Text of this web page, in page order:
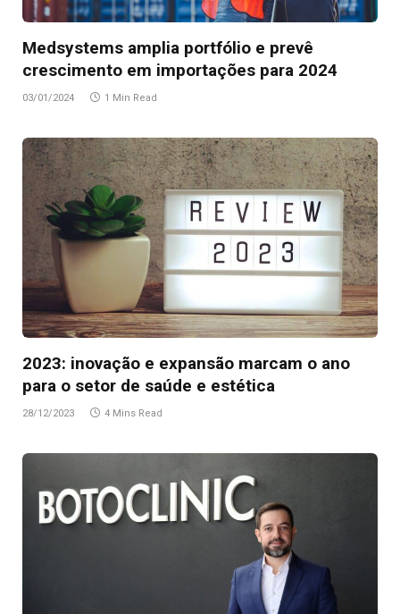
Medsystems amplia portfólio e prevê
crescimento em importações para 2024
03/01/2024 1 Min Read
2023: inovação e expansão marcam o ano
para o setor de saúde e estética
28/12/2023 4 Mins Read